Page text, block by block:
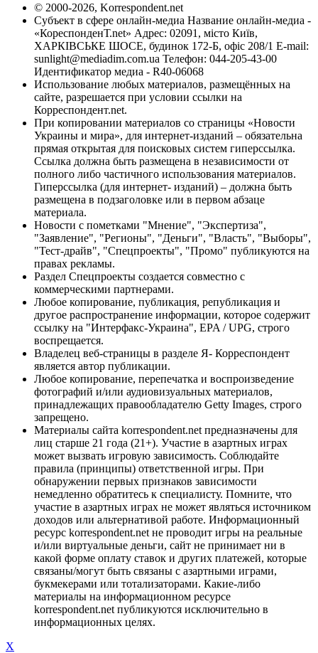
© 2000-2026, Korrespondent.net
Субъект в сфере онлайн-медиа Название онлайн-медиа -
«КореспонденТ.net» Адрес: 02091, місто Київ,
ХАРКІВСЬКЕ ШОСЕ, будинок 172-Б, офіс 208/1 E-mail:
sunlight@mediadim.com.ua Телефон: 044-205-43-00
Идентификатор медиа - R40-06068
Использование любых материалов, размещённых на
сайте, разрешается при условии ссылки на
Корреспондент.net.
При копировании материалов со страницы «Новости
Украины и мира», для интернет-изданий – обязательна
прямая открытая для поисковых систем гиперссылка.
Ссылка должна быть размещена в независимости от
полного либо частичного использования материалов.
Гиперссылка (для интернет- изданий) – должна быть
размещена в подзаголовке или в первом абзаце
материала.
Новости с пометками "Мнение", "Экспертиза",
"Заявление", "Регионы", "Деньги", "Власть", "Выборы",
"Тест-драйв", "Спецпроекты", "Промо" публикуются на
правах рекламы.
Раздел Спецпроекты создается совместно с
коммерческими партнерами.
Любое копирование, публикация, републикация и
другое распространение информации, которое содержит
ссылку на "Интерфакс-Украина", EPA / UPG, строго
воспрещается.
Владелец веб-страницы в разделе Я- Корреспондент
является автор публикации.
Любое копирование, перепечатка и воспроизведение
фотографий и/или аудиовизуальных материалов,
принадлежащих правообладателю Getty Images, строго
запрещено.
Материалы сайта korrespondent.net предназначены для
лиц старше 21 года (21+). Участие в азартных играх
может вызвать игровую зависимость. Соблюдайте
правила (принципы) ответственной игры. При
обнаружении первых признаков зависимости
немедленно обратитесь к специалисту. Помните, что
участие в азартных играх не может являться источником
доходов или альтернативой работе. Информационный
ресурс korrespondent.net не проводит игры на реальные
и/или виртуальные деньги, сайт не принимает ни в
какой форме оплату ставок и других платежей, которые
связаны/могут быть связаны с азартными играми,
букмекерами или тотализаторами. Какие-либо
материалы на информационном ресурсе
korrespondent.net публикуются исключительно в
информационных целях.
X